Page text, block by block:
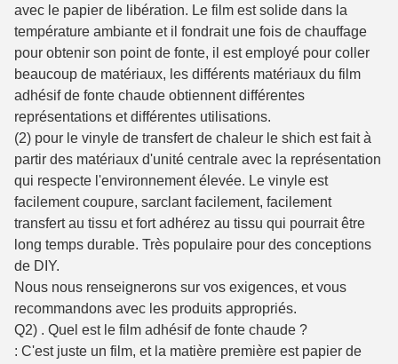
avec le papier de libération. Le film est solide dans la
température ambiante et il fondrait une fois de chauffage
pour obtenir son point de fonte, il est employé pour coller
beaucoup de matériaux, les différents matériaux du film
adhésif de fonte chaude obtiennent différentes
représentations et différentes utilisations.
(2) pour le vinyle de transfert de chaleur le shich est fait à
partir des matériaux d'unité centrale avec la représentation
qui respecte l'environnement élevée. Le vinyle est
facilement coupure, sarclant facilement, facilement
transfert au tissu et fort adhérez au tissu qui pourrait être
long temps durable. Très populaire pour des conceptions
de DIY.
Nous nous renseignerons sur vos exigences, et vous
recommandons avec les produits appropriés.
Q2) . Quel est le film adhésif de fonte chaude ?
: C'est juste un film, et la matière première est papier de